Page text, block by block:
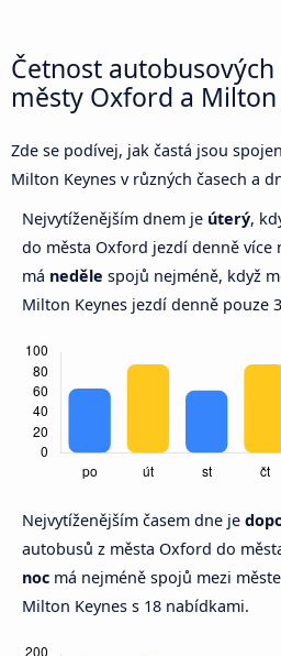
Četnost
městy Oxford a Milton
Zde se podívej, jak častá jsou
Milton Keynes v různých časech a
Nejvytíženějším dnem je úterý,
do města Oxford jezdí denně více
má neděle spojů nejméně, když
Milton Keynes jezdí denně pouze
Nejvytíženějším časem dne je
autobusů z města Oxford do
noc má nejméně spojů mezi
Milton Keynes s 18 nabídkami.